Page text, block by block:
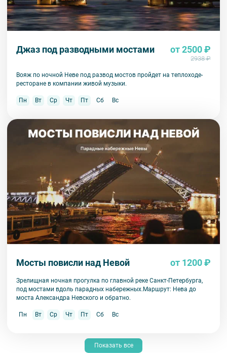
Джаз под разводными мостами от 2500 ₽
2938 ₽
Вояж по ночной Неве под развод мостов пройдет на теплоходе-
ресторане в компании живой музыки.
Пн Вт Ср Чт Пт Сб Вс
Мосты повисли над Невой от 1200 ₽
Зрелищная ночная прогулка по главной реке Санкт-Петербурга,
под мостами вдоль парадных набережных.Маршрут: Нева до
моста Александра Невского и обратно.
Пн Вт Ср Чт Пт Сб Вс
Показать все